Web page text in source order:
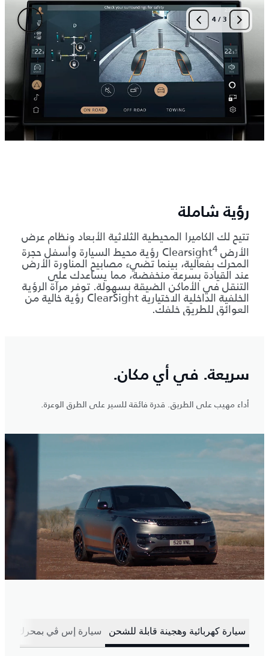
أمان مضمون
حدد موقع سيارة رينج روڤر سبورت الخاصة بك،
وتحقق منها وتحكم بها من أي مكان في العالم
باستخدام تطبيق InControl Remote7 . بفضل وضع
الحماية، سيقوم تطبيقك بتنبيهك وتنبيه مركز تتبع
السيارات الخاص بنا بشأن أي تفاعلات غير مصرح بها.
4
/
4
سريعة. في أي مكان.
أداء مهيب على الطريق. قدرة فائقة للسير على الطرق الوعرة.
سيارة كهربائية وهجينة قابلة للشحن سيارة إس ڤي بمحرك